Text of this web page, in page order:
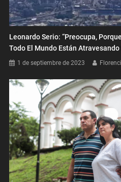
Leonardo Serio: “Preocupa,
Todo El Mundo Están
1 de septiembre de 2023